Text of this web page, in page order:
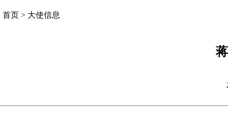
首页 > 大使信息